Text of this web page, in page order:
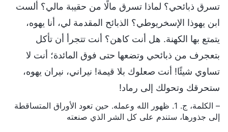
تسرق ذبائحي؟ لماذا تسرق مالًا من حقيبة مالي؟ ألست
ابن يهوذا الإسخريوطي؟ الذبائح المقدمة لي، أنا يهوه،
يتمتع بها الكهنة. هل أنت كاهن؟ أنت تتجرأ أن تأكل
بتعجرف من ذبائحي وتضعها حتى فوق المائدة؛ أنت لا
تساوي شيئًا! أنت صعلوك بلا قيمة! نيراني، نيران يهوه،
ستحرقك وتحولك إلى رماد!
– الكلمة، ج. 1. ظهور الله وعمله. حين تعود الأوراق المتساقطة
إلى جذورها، ستندم على كل الشر الذي صنعته